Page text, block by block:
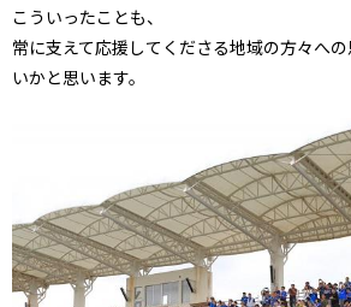
こういったことも、
常に支えて応援してくださる地域の方々へ
いかと思います。